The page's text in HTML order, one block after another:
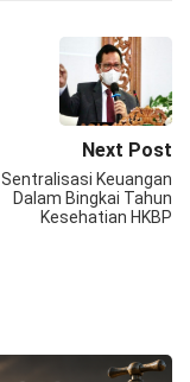
Next Post
Sentralisasi Keuangan
Dalam Bingkai Tahun
Kesehatian HKBP